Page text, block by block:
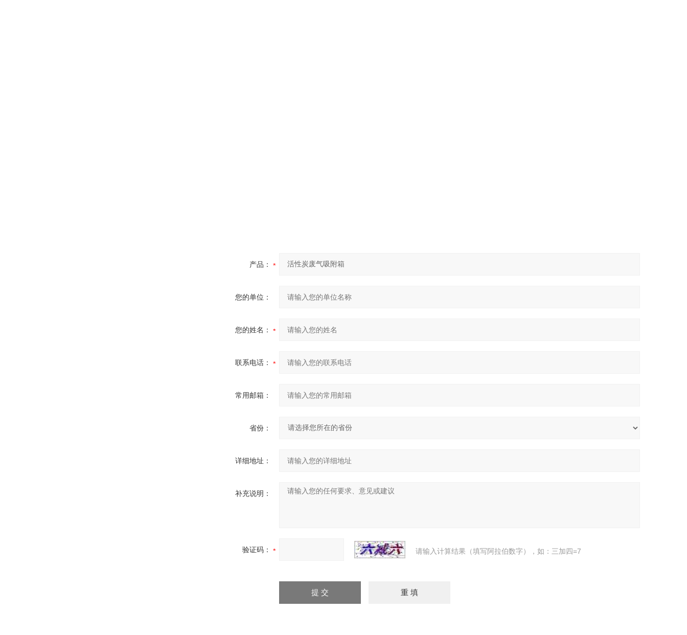
产品：
您的单位：
您的姓名：
联系电话：
常用邮箱：
省份：
详细地址：
补充说明：
验证码： 请输入计算结果（填写阿拉伯数字），如：三加四=7